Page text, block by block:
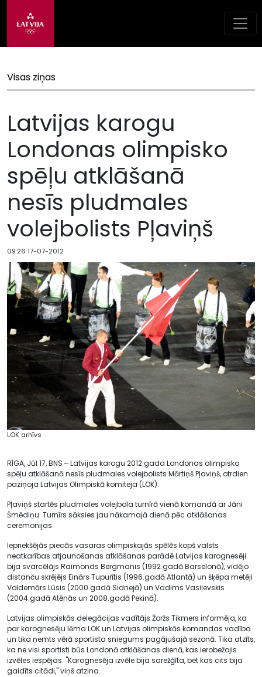
Visas ziņas
Latvijas karogu
Londonas olimpisko
spēļu atklāšanā
nesīs pludmales
volejbolists Pļaviņš
09:26 17-07-2012
LOK arhīvs
RĪGA, Jūl 17, BNS ‒ Latvijas karogu 2012.gada Londonas olimpisko
spēļu atklāšanā nesīs pludmales volejbolists Mārtiņš Pļaviņš, otrdien
paziņoja Latvijas Olimpiskā komiteja (LOK).
Pļaviņš startēs pludmales volejbola turnīrā vienā komandā ar Jāni
Šmēdiņu. Turnīrs sāksies jau nākamajā dienā pēc atklāšanas
ceremonijas.
Iepriekšējās piecās vasaras olimpiskajās spēlēs kopš valsts
neatkarības atjaunošanas atklāšanas parādē Latvijas karognesēji
bija svarcēlājs Raimonds Bergmanis (1992.gadā Barselonā), vidējo
distanču skrējējs Einārs Tupurītis (1996.gadā Atlantā) un šķēpa metēji
Voldemārs Lūsis (2000.gadā Sidnejā) un Vadims Vasiļevskis
(2004.gadā Atēnās un 2008.gadā Pekinā).
Latvijas olimpiskās delegācijas vadītājs Žoržs Tikmers informēja, ka
par karognesēju lēma LOK un Latvijas olimpiskās komandas vadība
un tika ņemts vērā sportista sniegums pagājušajā sezonā. Tika atzīts,
ka ne visi sportisti būs Londonā atklāšanas dienā, kas ierobežojis
izvēles iespējas. ''Karognesēja izvēle bija sarežģīta, bet kas cits bija
gaidīts citādi," viņš atzina.